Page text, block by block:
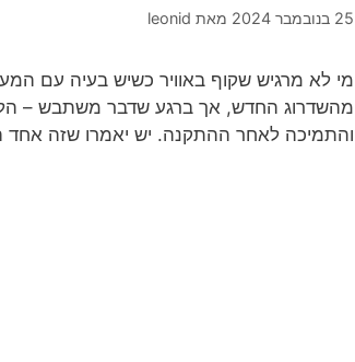
25 בנובמבר 2024 מאת leonid
מי לא מרגיש שקוף באוויר כשיש בעיה עם
מהשדרוג החדש, אך ברגע שדבר משתבש –
והתמיכה לאחר ההתקנה. יש יאמרו שזה אחד